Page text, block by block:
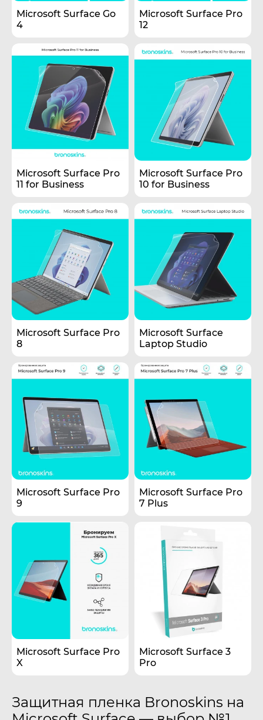
Microsoft Surface Go
4
Microsoft Surface Pro
12
Microsoft Surface Pro
11 for Business
Microsoft Surface Pro
10 for Business
Microsoft Surface Pro
8
Microsoft Surface
Laptop Studio
Microsoft Surface Pro
9
Microsoft Surface Pro
7 Plus
Microsoft Surface Pro
X
Microsoft Surface 3
Pro
Защитная пленка Bronoskins на